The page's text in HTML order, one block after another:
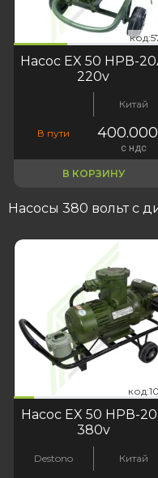
Насос EX 50 НРВ-
220v
Китай
В пути 400.000
с ндс
В КОРЗИНУ
Насосы 380 вольт с
Насос EX 50 НРВ-
380v
Destono Китай